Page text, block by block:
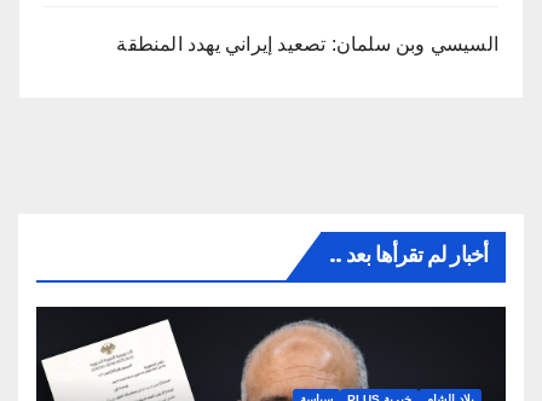
السيسي وبن سلمان: تصعيد إيراني يهدد المنطقة
أخبار لم تقرأها بعد ..